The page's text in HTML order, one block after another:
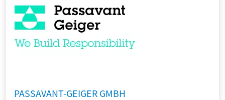
PASSAVANT-GEIGER GMBH